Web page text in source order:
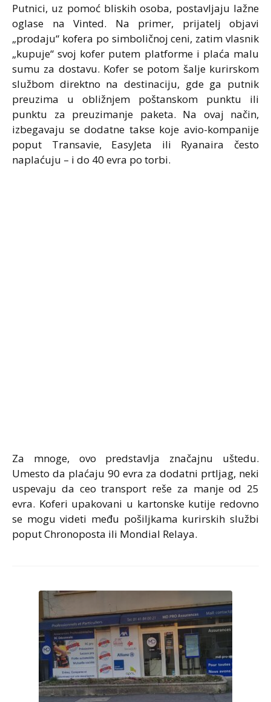
Putnici, uz pomoć bliskih osoba, postavljaju lažne
oglase na Vinted. Na primer, prijatelj objavi
„prodaju“ kofera po simboličnoj ceni, zatim vlasnik
„kupuje“ svoj kofer putem platforme i plaća malu
sumu za dostavu. Kofer se potom šalje kurirskom
službom direktno na destinaciju, gde ga putnik
preuzima u obližnjem poštanskom punktu ili
punktu za preuzimanje paketa. Na ovaj način,
izbegavaju se dodatne takse koje avio-kompanije
poput Transavie, EasyJeta ili Ryanaira često
naplaćuju – i do 40 evra po torbi.
Za mnoge, ovo predstavlja značajnu uštedu.
Umesto da plaćaju 90 evra za dodatni prtljag, neki
uspevaju da ceo transport reše za manje od 25
evra. Koferi upakovani u kartonske kutije redovno
se mogu videti među pošiljkama kurirskih službi
poput Chronoposta ili Mondial Relaya.